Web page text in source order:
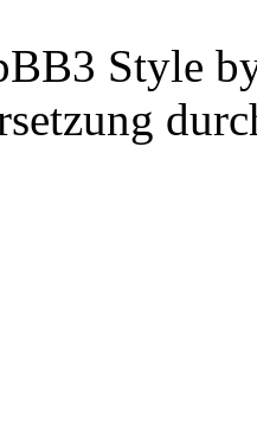
Style